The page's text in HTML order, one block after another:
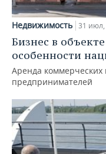
Недвижимость 31 июл,
Бизнес в
особенности
Аренда
предпринимателей